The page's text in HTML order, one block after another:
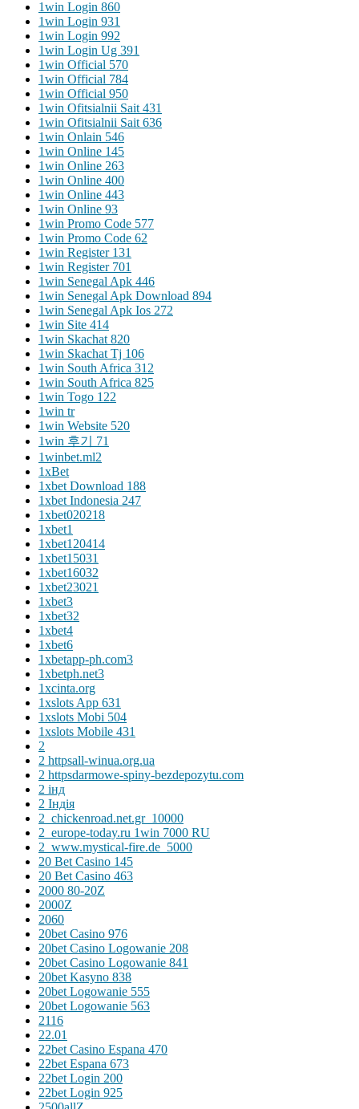
1win Login 860
1win Login 931
1win Login 992
1win Login Ug 391
1win Official 570
1win Official 784
1win Official 950
1win Ofitsialnii Sait 431
1win Ofitsialnii Sait 636
1win Onlain 546
1win Online 145
1win Online 263
1win Online 400
1win Online 443
1win Online 93
1win Promo Code 577
1win Promo Code 62
1win Register 131
1win Register 701
1win Senegal Apk 446
1win Senegal Apk Download 894
1win Senegal Apk Ios 272
1win Site 414
1win Skachat 820
1win Skachat Tj 106
1win South Africa 312
1win South Africa 825
1win Togo 122
1win tr
1win Website 520
1win 후기 71
1winbet.ml2
1xBet
1xbet Download 188
1xbet Indonesia 247
1xbet020218
1xbet1
1xbet120414
1xbet15031
1xbet16032
1xbet23021
1xbet3
1xbet32
1xbet4
1xbet6
1xbetapp-ph.com3
1xbetph.net3
1xcinta.org
1xslots App 631
1xslots Mobi 504
1xslots Mobile 431
2
2 httpsall-winua.org.ua
2 httpsdarmowe-spiny-bezdepozytu.com
2 інд
2 Індія
2_chickenroad.net.gr_10000
2_europe-today.ru 1win 7000 RU
2_www.mystical-fire.de_5000
20 Bet Casino 145
20 Bet Casino 463
2000 80-20Z
2000Z
2060
20bet Casino 976
20bet Casino Logowanie 208
20bet Casino Logowanie 841
20bet Kasyno 838
20bet Logowanie 555
20bet Logowanie 563
2116
22.01
22bet Casino Espana 470
22bet Espana 673
22bet Login 200
22bet Login 925